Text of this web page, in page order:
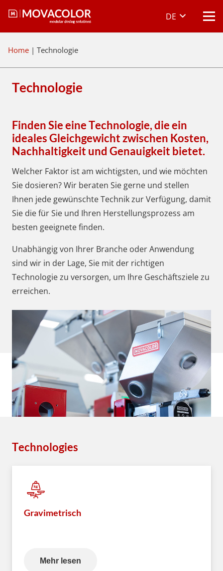
DE
Home | Technologie
Technologie
Finden Sie eine Technologie, die ein
ideales Gleichgewicht zwischen Kosten,
Nachhaltigkeit und Genauigkeit bietet.
Welcher Faktor ist am wichtigsten, und wie möchten
Sie dosieren? Wir beraten Sie gerne und stellen
Ihnen jede gewünschte Technik zur Verfügung, damit
Sie die für Sie und Ihren Herstellungsprozess am
besten geeignete finden.
Unabhängig von Ihrer Branche oder Anwendung
sind wir in der Lage, Sie mit der richtigen
Technologie zu versorgen, um Ihre Geschäftsziele zu
erreichen.
Technologies
Gravimetrisch
Mehr lesen